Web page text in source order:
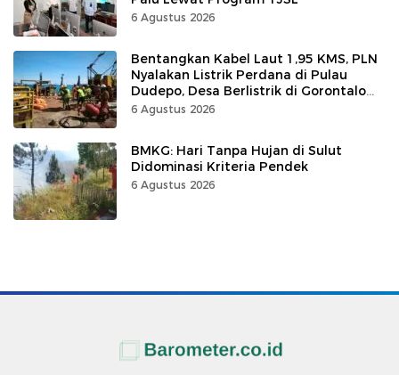
6 Agustus 2026
Bentangkan Kabel Laut 1,95 KMS, PLN
Nyalakan Listrik Perdana di Pulau
Dudepo, Desa Berlistrik di Gorontalo
100 Persen
6 Agustus 2026
BMKG: Hari Tanpa Hujan di Sulut
Didominasi Kriteria Pendek
6 Agustus 2026